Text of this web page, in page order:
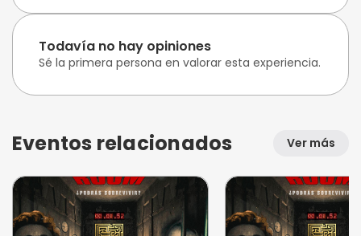
Todavía no hay opiniones
Sé la primera persona en valorar esta experiencia.
Eventos relacionados Ver más